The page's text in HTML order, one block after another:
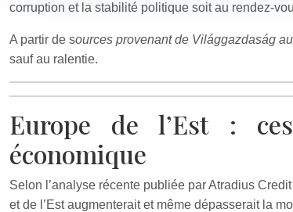
corruption et la stabilité politique soit au rendez-
A partir de sources provenant de Világgazdaság
sauf au ralentie.
Europe de l’Est :
économique
Selon l’analyse récente publiée par Atradius
et de l’Est augmenterait et même dépasserait la